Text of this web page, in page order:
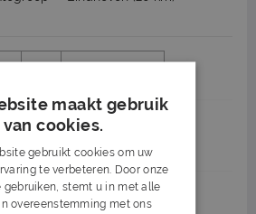
3 Volgende >
maakt gebruik
van cookies.
gebruikt cookies om uw
te verbeteren. Door onze
gebruiken, stemt u in met alle
overeenstemming met ons